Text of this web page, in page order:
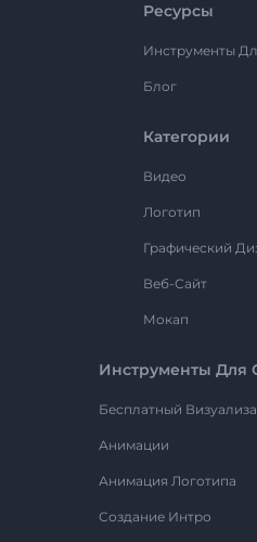
Ресурсы
Инструменты
Блог
Категории
Видео
Логотип
Графический
Веб-Сайт
Мокап
Инструменты Для
Бесплатный
Анимации
Анимация Логотипа
Создание Интро